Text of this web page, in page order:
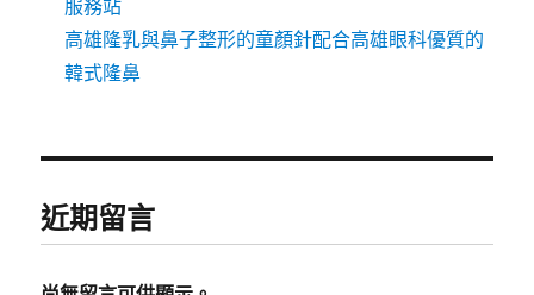
服務站
高雄隆乳與鼻子整形的童顏針配合高雄眼科優質的
韓式隆鼻
近期留言